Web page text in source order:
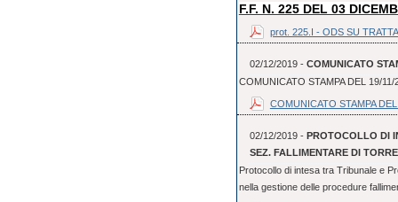
F.F. N. 225 DEL 03
prot. 225.I - ODS SU
02/12/2019 - COMUNICATO
COMUNICATO STAMPA DEL 19/11/
COMUNICATO STAMPA
02/12/2019 - PROTOCOLLO DI
SEZ. FALLIMENTARE DI
Protocollo di intesa tra Tribunale e
nella gestione delle procedure